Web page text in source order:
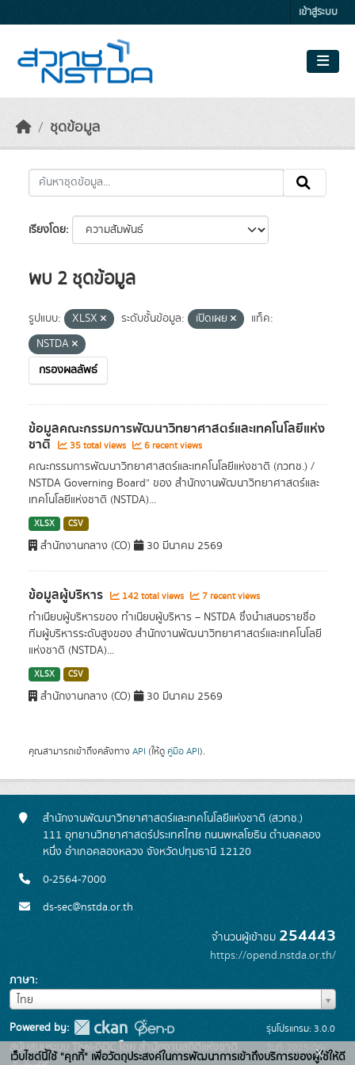
เข้าสู่ระบบ
ชุดข้อมูล
เรียงโดย
พบ 2 ชุดข้อมูล
รูปแบบ: XLSX ระดับชั้นข้อมูล: เปิดเผย
แท็ค:
NSTDA
กรองผลลัพธ์
ข้อมูลคณะกรรมการพัฒนาวิทยาศาสตร์และเทคโนโลยีแห่ง
ชาติ 35 total views 6 recent views
คณะกรรมการพัฒนาวิทยาศาสตร์และเทคโนโลยีแห่งชาติ (กวทช.) /
NSTDA Governing Board” ของ สำนักงานพัฒนาวิทยาศาสตร์และ
เทคโนโลยีแห่งชาติ (NSTDA)...
XLSX CSV
สำนักงานกลาง (CO) 30 มีนาคม 2569
ข้อมูลผู้บริหาร 142 total views 7 recent views
ทำเนียบผู้บริหารของ ทำเนียบผู้บริหาร – NSTDA ซึ่งนำเสนอรายชื่อ
ทีมผู้บริหารระดับสูงของ สำนักงานพัฒนาวิทยาศาสตร์และเทคโนโลยี
แห่งชาติ (NSTDA)...
XLSX CSV
สำนักงานกลาง (CO) 30 มีนาคม 2569
คุณสามารถเข้าถึงคลังทาง API (ให้ดู คู่มือ API).
สำนักงานพัฒนาวิทยาศาสตร์และเทคโนโลยีแห่งชาติ (สวทช.)
111 อุทยานวิทยาศาสตร์ประเทศไทย ถนนพหลโยธิน ตำบลคลอง
หนึ่ง อำเภอคลองหลวง จังหวัดปทุมธานี 12120
0-2564-7000
ds-sec@nstda.or.th
จำนวนผู้เข้าชม 254443
https://opend.nstda.or.th/
ภาษา
ไทย
ภาษา
Powered by:
สนับสนุนระบบ Thai-GDC โดย สำนักงานสถิติแห่งชาติ
รุ่นโปรแกรม: 3.0.0
วันที่: 2025-06-
เว็บไซต์นี้ใช้ "คุกกี้" เพื่อวัตถุประสงค์ในการพัฒนาการเข้าถึงบริการของผู้ใช้ให้ดี
x